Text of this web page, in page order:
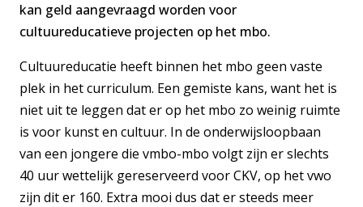
kan geld aangevraagd worden voor
cultuureducatieve projecten op het mbo.
Cultuureducatie heeft binnen het mbo geen vaste
plek in het curriculum. Een gemiste kans, want het is
niet uit te leggen dat er op het mbo zo weinig ruimte
is voor kunst en cultuur. In de onderwijsloopbaan
van een jongere die vmbo-mbo volgt zijn er slechts
40 uur wettelijk gereserveerd voor CKV, op het vwo
zijn dit er 160. Extra mooi dus dat er steeds meer